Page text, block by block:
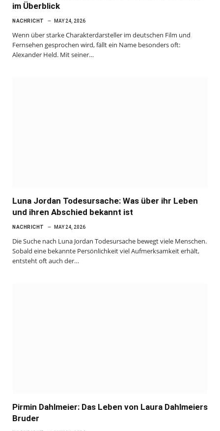
im Überblick
NACHRICHT MAY 24, 2026
Wenn über starke Charakterdarsteller im deutschen Film und
Fernsehen gesprochen wird, fällt ein Name besonders oft:
Alexander Held. Mit seiner…
Luna Jordan Todesursache: Was über ihr Leben
und ihren Abschied bekannt ist
NACHRICHT MAY 24, 2026
Die Suche nach Luna Jordan Todesursache bewegt viele Menschen.
Sobald eine bekannte Persönlichkeit viel Aufmerksamkeit erhält,
entsteht oft auch der…
Pirmin Dahlmeier: Das Leben von Laura Dahlmeiers
Bruder